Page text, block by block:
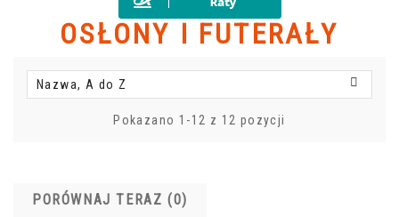
OSŁONY I FUTERAŁY
Nazwa, A do Z 
Pokazano 1-12 z 12 pozycji
PORÓWNAJ TERAZ (0)‎